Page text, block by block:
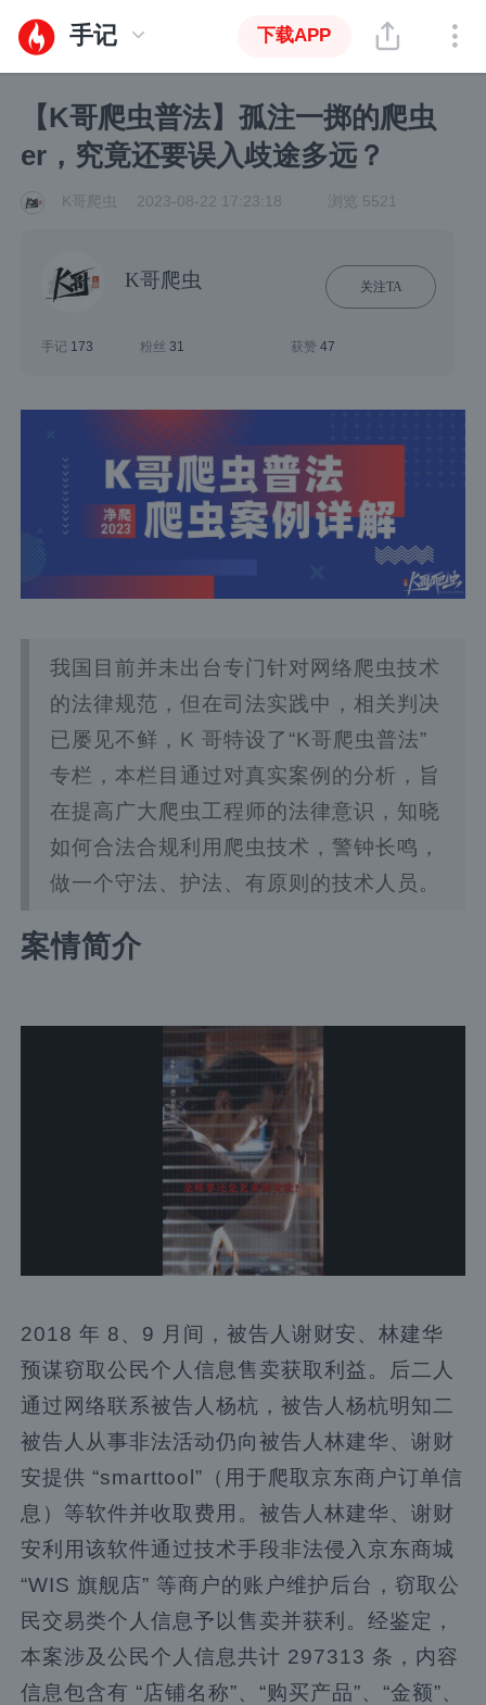
手记 下载APP
【K哥爬虫普法】孤注一掷的爬虫
er，究竟还要误入歧途多远？
K哥爬虫 2023-08-22 17:23:18 浏览 5521
K哥爬虫 关注TA
手记 173 粉丝31 获赞 47
我国目前并未出台专门针对网络爬虫技术
的法律规范，但在司法实践中，相关判决
已屡见不鲜，K 哥特设了“K哥爬虫普法”
专栏，本栏目通过对真实案例的分析，旨
在提高广大爬虫工程师的法律意识，知晓
如何合法合规利用爬虫技术，警钟长鸣，
做一个守法、护法、有原则的技术人员。
案情简介
2018 年 8、9 月间，被告人谢财安、林建华
预谋窃取公民个人信息售卖获取利益。后二人
通过网络联系被告人杨杭，被告人杨杭明知二
被告人从事非法活动仍向被告人林建华、谢财
安提供 “smarttool”（用于爬取京东商户订单信
息）等软件并收取费用。被告人林建华、谢财
安利用该软件通过技术手段非法侵入京东商城
“WIS 旗舰店” 等商户的账户维护后台，窃取公
民交易类个人信息予以售卖并获利。经鉴定，
本案涉及公民个人信息共计 297313 条，内容
信息包含有 “店铺名称”、“购买产品”、“金额”、